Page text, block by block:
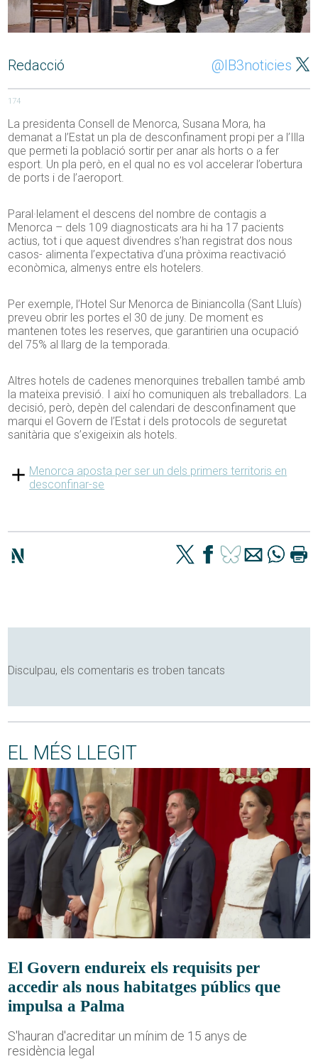
Redacció @IB3noticies
174
La presidenta Consell de Menorca, Susana Mora, ha
demanat a l’Estat un pla de desconfinament propi per a l’Illa
que permeti la població sortir per anar als horts o a fer
esport. Un pla però, en el qual no es vol accelerar l’obertura
de ports i de l’aeroport.
Paral·lelament el descens del nombre de contagis a
Menorca – dels 109 diagnosticats ara hi ha 17 pacients
actius, tot i que aquest divendres s’han registrat dos nous
casos- alimenta l’expectativa d’una pròxima reactivació
econòmica, almenys entre els hotelers.
Per exemple, l’Hotel Sur Menorca de Biniancolla (Sant Lluís)
preveu obrir les portes el 30 de juny. De moment es
mantenen totes les reserves, que garantirien una ocupació
del 75% al llarg de la temporada.
Altres hotels de cadenes menorquines treballen també amb
la mateixa previsió. I així ho comuniquen als treballadors. La
decisió, però, depèn del calendari de desconfinament que
marqui el Govern de l’Estat i dels protocols de seguretat
sanitària que s’exigeixin als hotels.
Menorca aposta per ser un dels primers territoris en
desconfinar-se
Disculpau, els comentaris es troben tancats
EL MÉS LLEGIT
El Govern endureix els requisits per
accedir als nous habitatges públics que
impulsa a Palma
S'hauran d'acreditar un mínim de 15 anys de
residència legal